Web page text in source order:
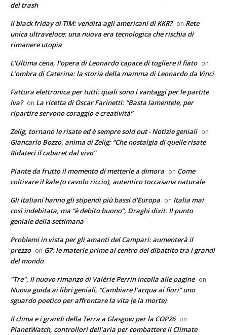
del trash
Il black friday di TIM: vendita agli americani di KKR? on Rete
unica ultraveloce: una nuova era tecnologica che rischia di
rimanere utopia
L'Ultima cena, l'opera di Leonardo capace di togliere il fiato on
L’ombra di Caterina: la storia della mamma di Leonardo da Vinci
Fattura elettronica per tutti: quali sono i vantaggi per le partite
Iva? on La ricetta di Oscar Farinetti: “Basta lamentele, per
ripartire servono coraggio e creatività”
Zelig, tornano le risate ed è sempre sold out - Notizie geniali on
Giancarlo Bozzo, anima di Zelig: “Che nostalgia di quelle risate
Ridateci il cabaret dal vivo”
Piante da frutto il momento di metterle a dimora on Come
coltivare il kale (o cavolo riccio), autentico toccasana naturale
Gli italiani hanno gli stipendi più bassi d'Europa on Italia mai
così indebitata, ma “è debito buono”, Draghi dixit. Il punto
geniale della settimana
Problemi in vista per gli amanti del Campari: aumenterà il
prezzo on G7: le materie prime al centro del dibattito tra i grandi
del mondo
"Tre", il nuovo rimanzo di Valérie Perrin incolla alle pagine on
Nuova guida ai libri geniali, “Cambiare l’acqua ai fiori” uno
sguardo poetico per affrontare la vita (e la morte)
Il clima e i grandi della Terra a Glasgow per la COP26 on
PlanetWatch, controllori dell’aria per combattere il Climate